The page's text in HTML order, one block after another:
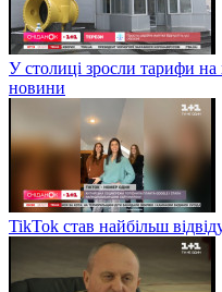
У столиці зросли тарифи
новини
TikTok став найбільш